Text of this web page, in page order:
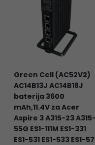
Green Cell (AC52V2)
AC14B13J AC14B18J
baterija 3600
mAh,11.4V za Acer
Aspire 3 A315-23 A315-
55G ES1-111M ES1-331
ES1-531 ES1-533 ES1-